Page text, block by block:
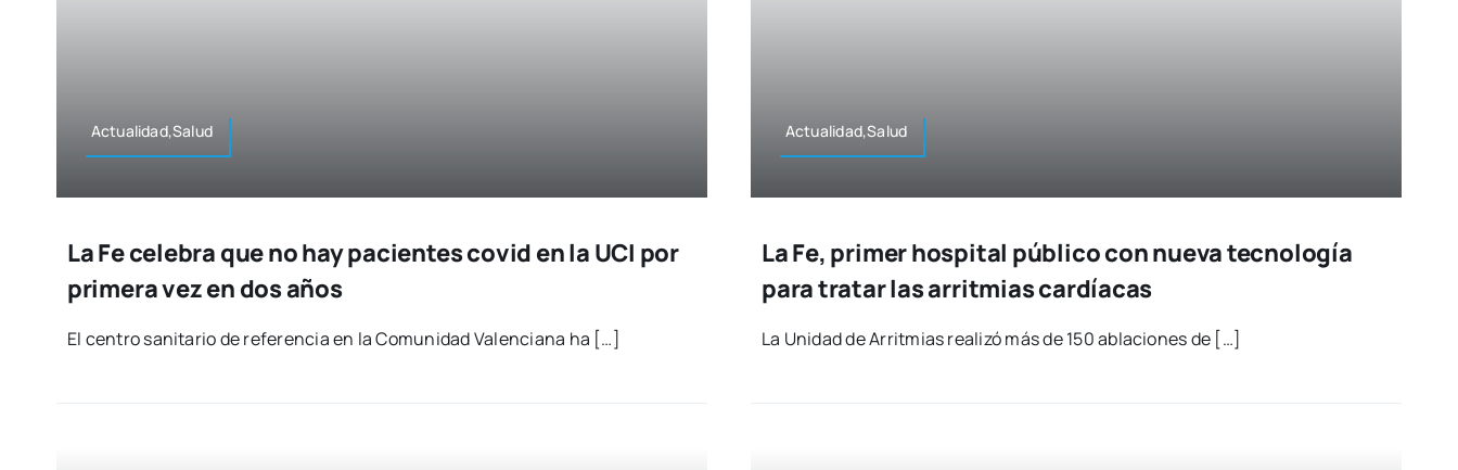
Actualidad,Salud
La Fe celebra que no hay pacientes covid en la UCI por
primera vez en dos años
El cen­tro sani­ta­rio de refe­ren­cia en la Comu­ni­dad Valen­cia­na ha […]
Actualidad,Salud
La Fe, primer hospital público con nueva tecnología
para tratar las arritmias cardíacas
La Uni­dad de Arrit­mias reali­zó más de 150 abla­cio­nes de […]